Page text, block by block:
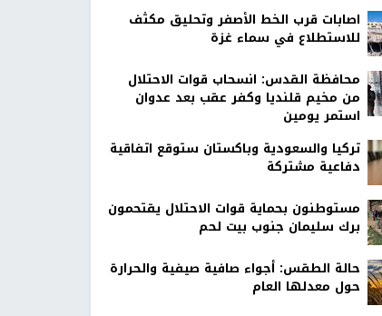
اصابات قرب الخط الأصفر وتحليق مكثف
للاستطلاع في سماء غزة
محافظة القدس: انسحاب قوات الاحتلال
من مخيم قلنديا وكفر عقب بعد عدوان
استمر يومين
تركيا والسعودية وباكستان ستوقع اتفاقية
دفاعية مشتركة
مستوطنون بحماية قوات الاحتلال يقتحمون
برك سليمان جنوب بيت لحم
حالة الطقس: أجواء صافية صيفية والحرارة
حول معدلها العام